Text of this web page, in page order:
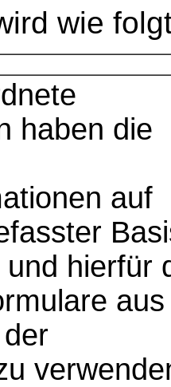
wie
haben die
auf
hierfür
aus